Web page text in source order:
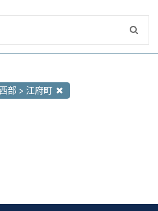
部 > 江府町